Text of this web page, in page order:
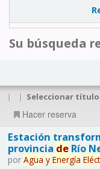
Su búsqueda
| | Seleccionar
Hacer reserva
Estación
provincia deRío
por Agua y Energía